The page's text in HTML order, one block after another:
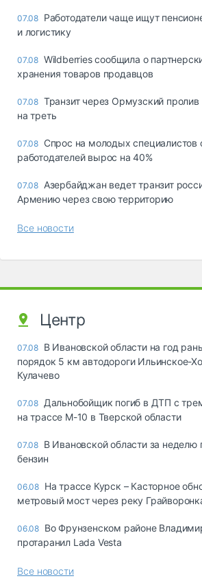
07.08 Работодатели чаще ищут
и логистику
07.08 Wildberries сообщила о
хранения товаров продавцов
07.08 Транзит через Ормузский
на треть
07.08 Спрос на молодых специалистов
работодателей вырос на 40%
07.08 Азербайджан ведет транзит
Армению через свою территорию
Все новости
Центр
07.08 В Ивановской области на год
порядок 5 км автодороги Ильинское-
Кулачево
07.08 Дальнобойщик погиб в ДТП с
на трассе М-10 в Тверской области
07.08 В Ивановской области за неделю
бензин
06.08 На трассе Курск – Касторное
метровый мост через реку
06.08 Во Фрунзенском районе
протаранил Lada Vesta
Все новости